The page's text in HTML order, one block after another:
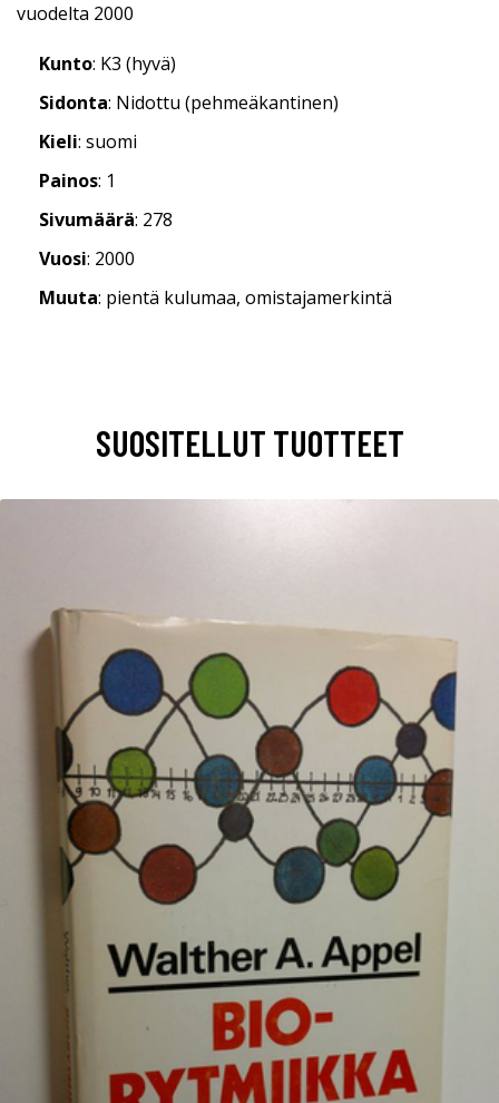
vuodelta 2000
Kunto: K3 (hyvä)
Sidonta: Nidottu (pehmeäkantinen)
Kieli: suomi
Painos: 1
Sivumäärä: 278
Vuosi: 2000
Muuta: pientä kulumaa, omistajamerkintä
SUOSITELLUT TUOTTEET